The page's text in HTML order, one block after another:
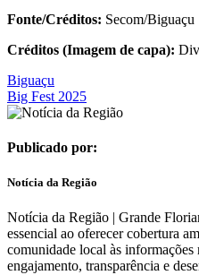
Fonte/Créditos: Secom/Biguaçu
Créditos (Imagem de capa):
Biguaçu
Big Fest 2025
Publicado por:
Notícia da Região
Notícia da Região | Grande
essencial ao oferecer cobertura
comunidade local às
engajamento, transparência e